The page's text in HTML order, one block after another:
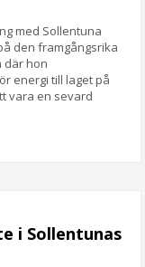
med Sollentuna
den framgångsrika
där hon
energi till laget på
vara en sevard
i Sollentunas